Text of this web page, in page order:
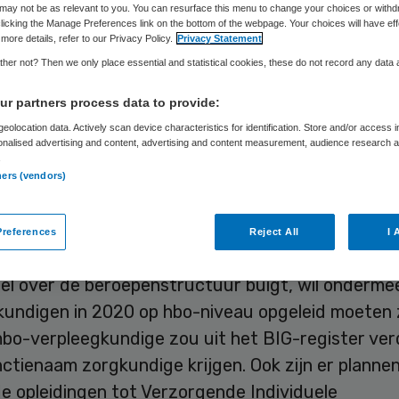
Skipr Redactie 5 maart 2012 12:49 76 keer gelezen
FNV heeft scherpe kritiek op de nieuwe
voor verpleegkundigen en
is met name verontrust over het mogelijke
over de beroepenstructuur buigt, wil
in 2020 op hbo-niveau opgeleid moeten
verpleegkundige zou uit het BIG-register
zorgkundige krijgen. Ook zijn er
opleidingen tot Verzorgende Individuele
not be as relevant to you. You can resurface this menu to change your choices or
the Manage Preferences link on the bottom of the webpage. Your choices will have
details, refer to our Privacy Policy.
Privacy Statement
not? Then we only place essential and statistical cookies, these do not record any data
partners process data to provide:
data. Actively scan device characteristics for identification. Store and/or access
advertising and content, advertising and content measurement, audience research
(vendors)
Reject All I